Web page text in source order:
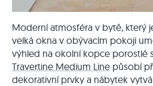
Moderní atmosféra v bytě, který
velká okna v obývacím pokoji
výhled na okolní kopce porostlé
Travertine Medium Line působí
dekorativní prvky a nábytek